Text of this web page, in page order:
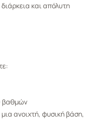
και απόλυτη
βαθμών
ανοιχτή, φυσική βάση,